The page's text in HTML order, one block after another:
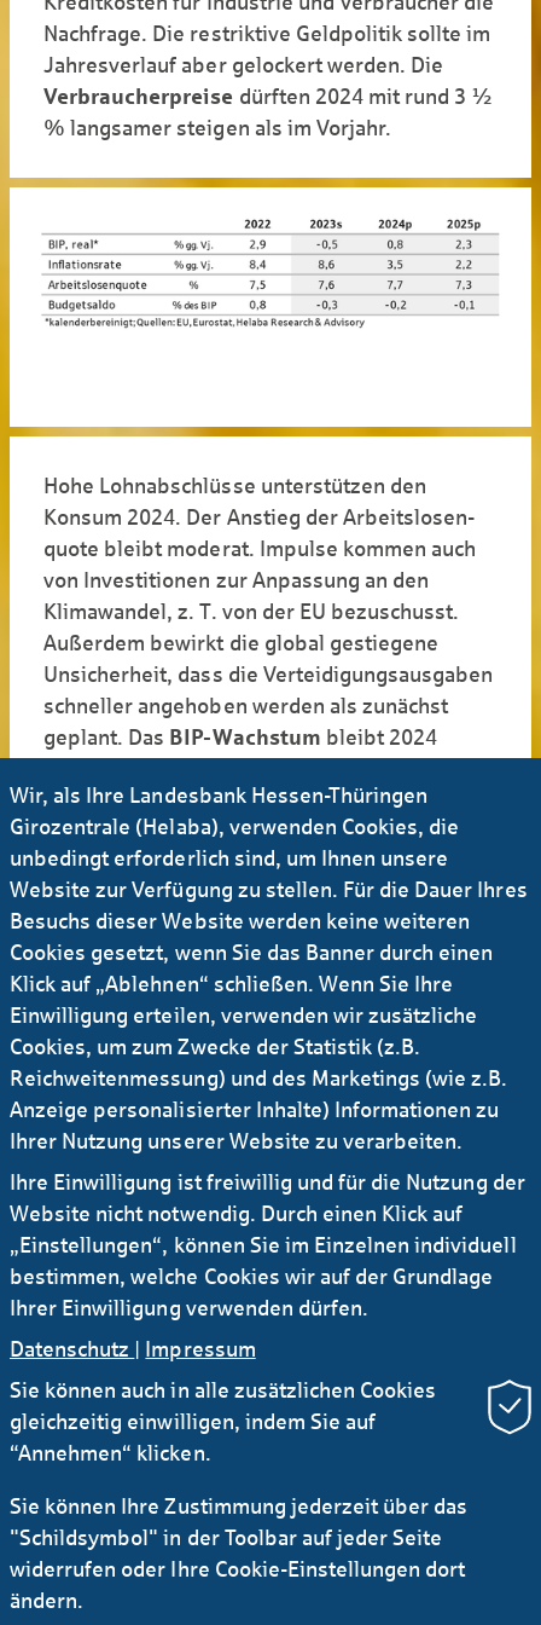
Nachfrage. Die restriktive Geldpolitik sollte im
Jahresverlauf aber gelockert werden. Die
Verbraucherpreise dürften 2024 mit rund 3 ½
% langsamer steigen als im Vorjahr.
Hohe Lohnabschlüsse unterstützen den
Konsum 2024. Der Anstieg der Arbeitslosen­
quote bleibt moderat. Impulse kommen auch
von Investitionen zur Anpassung an den
Klimawandel, z. T. von der EU bezuschusst.
Außerdem bewirkt die global gestiegene
Unsicherheit, dass die Verteidigungsausgaben
schneller angehoben werden als zunächst
geplant. Das BIP-Wachstum bleibt 2024
Inflation ebnet das den Weg für eine
Leitzinswende im zweiten Halbjahr.
„Die Regierung ist vorbereitet“
Finanzminister Wykman angesichts der
Probleme auf
dem schwedischen Immobilienmarkt
Bei denHauspreisen sollte nach einem
ausgeprägten Minus 2023 im Jahresverlauf
2024 eine Gegenbewegung einsetzen,
begünstigt von der anhaltenden Knappheit auf
dem Wohnungsmarkt. Allerdings leiden die
Kreditnehmer wegen der oft variabel
verzinsten Kredite unter den gestiegenen
Lasten. Die Dynamik früherer Jahre wird daher
nicht erreicht: Um 2 bis 3 % könnten die
Hauspreise bei nachlassendem Zinsdruck
DieSchweden-Kronewird wohl auf kurze
Sicht anfällig bleiben, dennoch überwiegen die
Chancen. Denn sowohl Zinsdifferenzen als
Wir, als Ihre Landesbank Hessen-Thüringen
Girozentrale (Helaba), verwenden Cookies, die
unbedingt erforderlich sind, um Ihnen unsere
Website zur Verfügung zu stellen. Für die Dauer Ihres
Besuchs dieser Website werden keine weiteren
Cookies gesetzt, wenn Sie das Banner durch einen
Klick auf „Ablehnen“ schließen. Wenn Sie Ihre
Einwilligung erteilen, verwenden wir zusätzliche
Cookies, um zum Zwecke der Statistik (z.B.
Reichweitenmessung) und des Marketings (wie z.B.
Anzeige personalisierter Inhalte) Informationen zu
Ihrer Nutzung unserer Website zu verarbeiten.
Ihre Einwilligung ist freiwillig und für die Nutzung der
Website nicht notwendig. Durch einen Klick auf
„Einstellungen“, können Sie im Einzelnen individuell
bestimmen, welche Cookies wir auf der Grundlage
Ihrer Einwilligung verwenden dürfen.
Datenschutz | Impressum
Sie können auch in alle zusätzlichen Cookies
gleichzeitig einwilligen, indem Sie auf
“Annehmen“ klicken.
Sie können Ihre Zustimmung jederzeit über das
"Schildsymbol" in der Toolbar auf jeder Seite
widerrufen oder Ihre Cookie-Einstellungen dort
ändern.